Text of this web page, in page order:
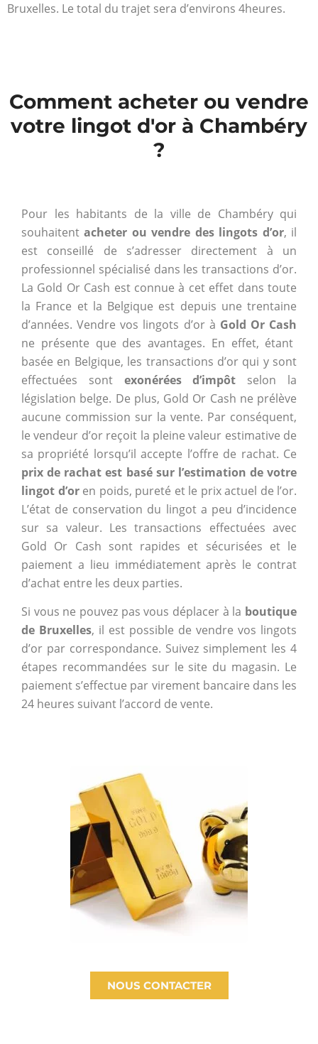
Bruxelles. Le total du trajet sera d’environs 4heures.
Comment acheter ou vendre
votre lingot d'or à Chambéry
?
Pour les habitants de la ville de Chambéry qui
souhaitentacheter ou vendre des lingots d’or, il
est conseillé de s’adresser directement à un
professionnel spécialisé dans les transactions d’or.
La Gold Or Cash est connue à cet effet dans toute
la France et la Belgique est depuis une trentaine
d’années. Vendre vos lingots d’or à Gold Or Cash
ne présente que des avantages. En effet, étant
basée en Belgique, les transactions d’or qui y sont
effectuées sont exonérées d’impôt selon la
législation belge. De plus, Gold Or Cash ne prélève
aucune commission sur la vente. Par conséquent,
le vendeur d’or reçoit la pleine valeur estimative de
sa propriété lorsqu’il accepte l’offre de rachat. Ce
prix de rachat est basé sur l’estimation de votre
lingot d’oren poids, pureté et le prix actuel de l’or.
L’état de conservation du lingot a peu d’incidence
sur sa valeur. Les transactions effectuées avec
Gold Or Cash sont rapides et sécurisées et le
paiement a lieu immédiatement après le contrat
d’achat entre les deux parties.
Si vous ne pouvez pas vous déplacer à la boutique
de Bruxelles, il est possible de vendre vos lingots
d’or par correspondance. Suivez simplement les 4
étapes recommandées sur le site du magasin. Le
paiement s’effectue par virement bancaire dans les
24 heures suivant l’accord de vente.
NOUS CONTACTER